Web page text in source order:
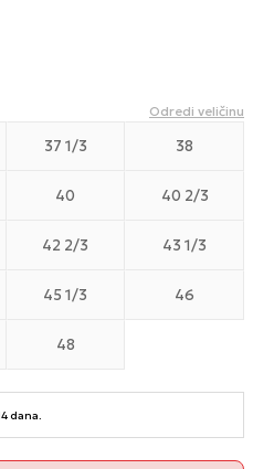
Odredi veličinu
37 1/3 38
40 40 2/3
42 2/3 43 1/3
45 1/3 46
48
dana.